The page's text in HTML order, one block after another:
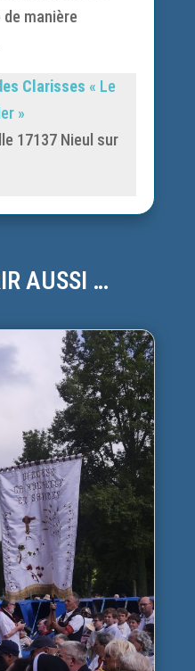
manière
Clarisses « Le
»
17137 Nieul sur
AUSSI …